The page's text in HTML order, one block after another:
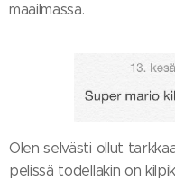
maailmassa.
Olen selvästi ollut
pelissä todellakin on